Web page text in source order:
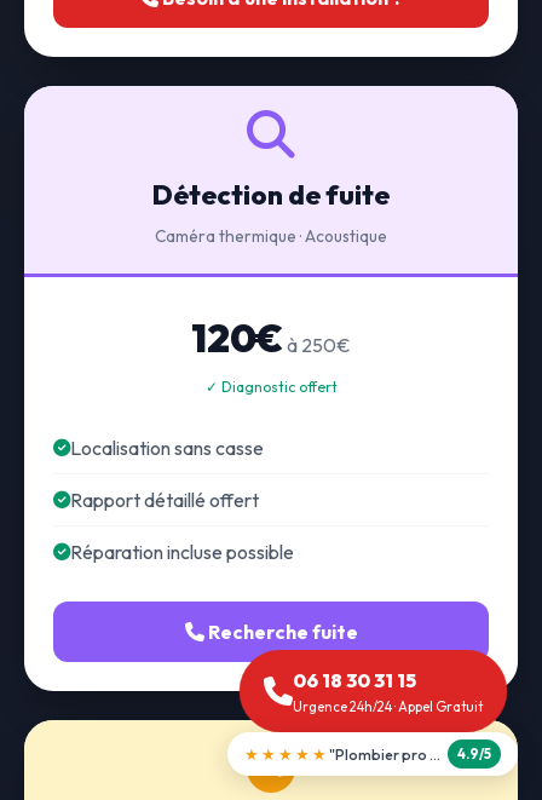
Détection de fuite
Caméra thermique · Acoustique
120€ à 250€
✓ Diagnostic offert
Localisation sans casse
Rapport détaillé offert
Réparation incluse possible
Recherche fuite
06 18 30 31 15
Urgence 24h/24 · Appel Gratuit
★★★★★ "Débouchage WC en 30 min" 5.0/5